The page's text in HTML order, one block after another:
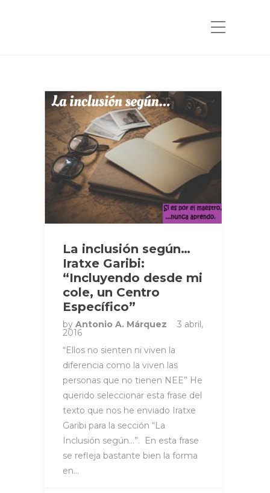
La inclusión según…
Iratxe Garibi:
“Incluyendo desde mi
cole, un Centro
Específico”
by Antonio A. Márquez 3 abril,
2016
“Ellos no sienten ni viven la
diferencia como la viven las
personas que no tienen NEE” He
querido seleccionar esta frase del
texto que nos he enviado Iratxe
Garibi para la sección “La
Inclusión según…”. En esta frase
se refleja bastante bien la forma
en…